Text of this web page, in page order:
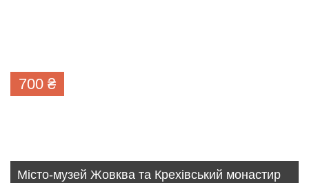
700 ₴
Місто-музей Жовква та Крехівський монастир